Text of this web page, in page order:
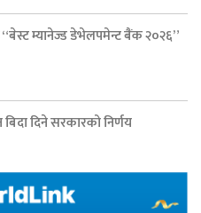
म्यानेज्ड डेभेलपमेन्ट बैंक २०२६”
दिने सरकारको निर्णय